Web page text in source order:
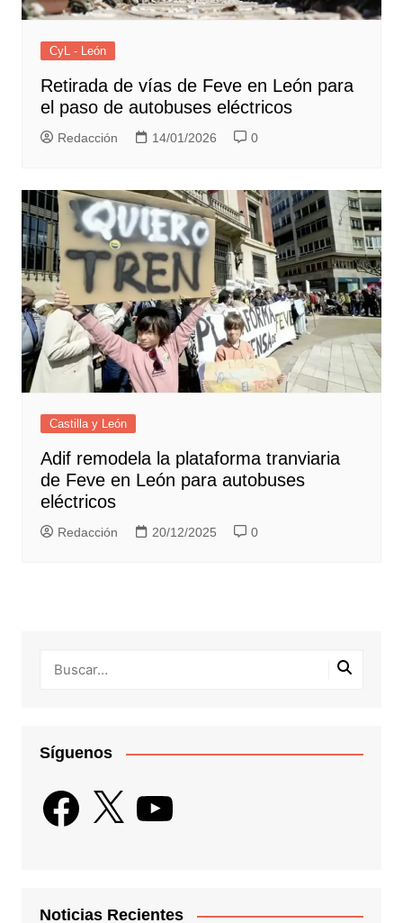
CyL - León
Retirada de vías de Feve en León para
el paso de autobuses eléctricos
Redacción 14/01/2026 0
Castilla y León
Adif remodela la plataforma tranviaria
de Feve en León para autobuses
eléctricos
Redacción 20/12/2025 0
Síguenos
Facebook
X YouTube
Noticias Recientes